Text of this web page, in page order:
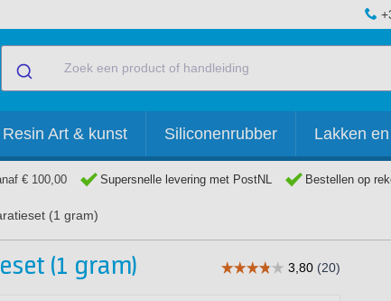
Resin Art & kunst Siliconenrubber Lakken
€ 100,00 Supersnelle levering met PostNL Bestellen op
(1 gram)
(1 gram)